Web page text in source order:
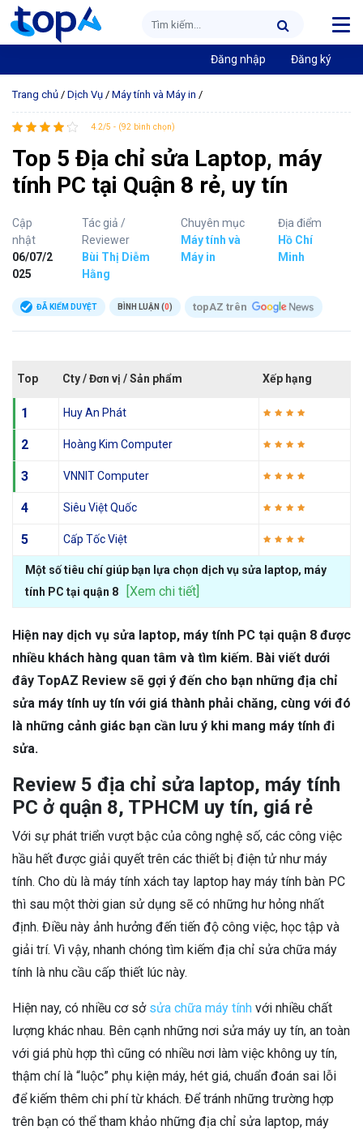
Đăng nhập Đăng ký
Trang chủ / Dịch Vụ / Máy tính và Máy in /
4.2/5 - (92 bình chọn)
Top 5 Địa chỉ sửa Laptop, máy
tính PC tại Quận 8 rẻ, uy tín
Cập
nhật
06/07/2
025
Tác giả /
Reviewer
Bùi Thị Diễm
Hằng
Chuyên mục
Máy tính và
Máy in
Địa điểm
Hồ Chí
Minh
ĐÃ KIỂM DUYỆT BÌNH LUẬN (0) topAZ trên
Top Cty / Đơn vị / Sản phẩm Xếp hạng
1 Huy An Phát
2 Hoàng Kim Computer
3 VNNIT Computer
4 Siêu Việt Quốc
5 Cấp Tốc Việt
Một số tiêu chí giúp bạn lựa chọn dịch vụ sửa laptop, máy
tính PC tại quận 8
[Xem chi tiết]
Hiện nay dịch vụ sửa laptop, máy tính PC tại quận 8 được
nhiều khách hàng quan tâm và tìm kiếm. Bài viết dưới
đây TopAZ Review sẽ gợi ý đến cho bạn những địa chỉ
sửa máy tính uy tín với giá thành phải chăng, cùng với đó
là những cảnh giác bạn cần lưu ý khi mang máy tính đi
sửa.
Review 5 địa chỉ sửa laptop, máy tính
PC ở quận 8, TPHCM uy tín, giá rẻ
Với sự phát triển vượt bậc của công nghệ số, các công việc
hầu hết được giải quyết trên các thiết bị điện tử như máy
tính. Cho dù là máy tính xách tay laptop hay máy tính bàn PC
thì sau một thời gian sử dụng sẽ có những hư hỏng nhất
định. Điều này ảnh hưởng đến tiến độ công việc, học tập và
giải trí. Vì vậy, nhanh chóng tìm kiếm địa chỉ sửa chữa máy
tính là nhu cầu cấp thiết lúc này.
Hiện nay, có nhiều cơ sở sửa chữa máy tính với nhiều chất
lượng khác nhau. Bên cạnh những nơi sửa máy uy tín, an toàn
với giá phù hợp thì cũng có nhiều nơi làm việc không uy tín,
thậm chí là “luộc” phụ kiện máy, hét giá, chuẩn đoán sai lỗi
để kiếm thêm chi phí từ khách. Để tránh những trường hợp
trên bạn có thể tham khảo những địa chỉ sửa laptop, máy